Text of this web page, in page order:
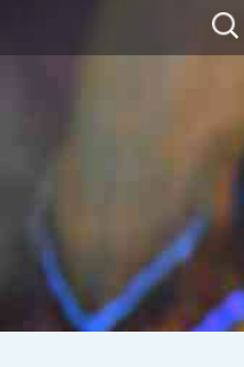
検
索:
コ
ン
テ